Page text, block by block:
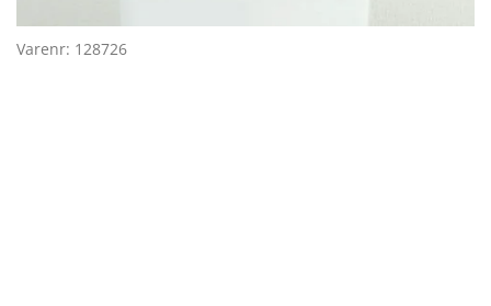
Varenr: 128726